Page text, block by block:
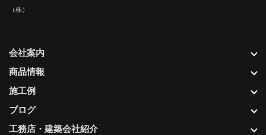
（株）
会社案内
商品情報
施工例
ブログ
工務店・建築会社紹介